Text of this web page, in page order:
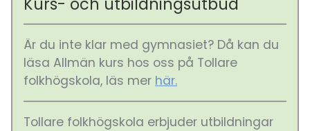
Är du inte klar med gymnasiet? Då kan du
läsa Allmän kurs hos oss på Tollare
folkhögskola, läs mer här.
Tollare folkhögskola erbjuder utbildningar